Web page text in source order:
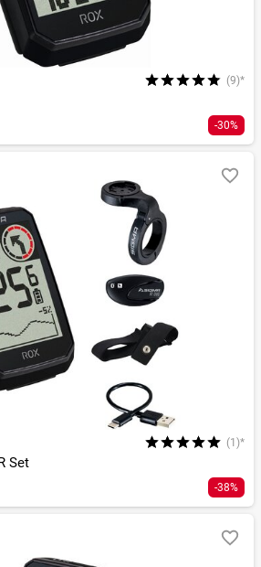
(9)*
-30%
(1)*
Set
-38%